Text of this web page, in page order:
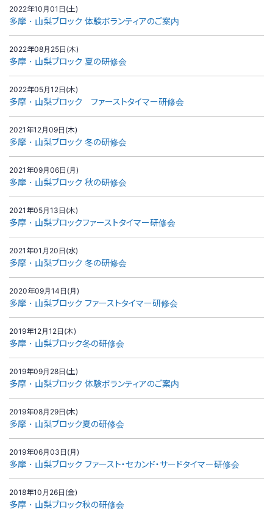
2022年10月01日(土)
多摩・山梨ブロック 体験ボランティアのご案内
2022年08月25日(木)
多摩・山梨ブロック 夏の研修会
2022年05月12日(木)
多摩・山梨ブロック ファーストタイマー研修会
2021年12月09日(木)
多摩・山梨ブロック 冬の研修会
2021年09月06日(月)
多摩・山梨ブロック 秋の研修会
2021年05月13日(木)
多摩・山梨ブロックファーストタイマー研修会
2021年01月20日(水)
多摩・山梨ブロック 冬の研修会
2020年09月14日(月)
多摩・山梨ブロック ファーストタイマー研修会
2019年12月12日(木)
多摩・山梨ブロック冬の研修会
2019年09月28日(土)
多摩・山梨ブロック 体験ボランティアのご案内
2019年08月29日(木)
多摩・山梨ブロック夏の研修会
2019年06月03日(月)
多摩・山梨ブロック ファースト・セカンド・サードタイマー研修会
2018年10月26日(金)
多摩・山梨ブロック秋の研修会